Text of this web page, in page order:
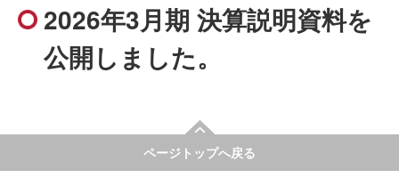
2026年3月期 決算説明資料を
公開しました。
ページトップへ戻る